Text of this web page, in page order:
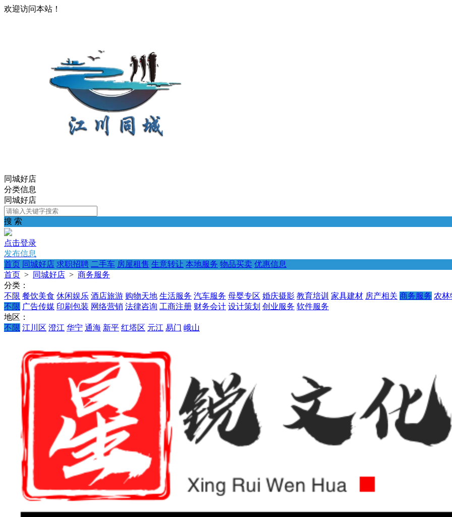
欢迎访问本站！
同城好店
分类信息
同城好店
搜 索
点击登录
发布信息
首页 同城好店 求职招聘 二手车 房屋租售 生意转让 本地服务 物品买卖 优惠信息
首页 > 同城好店 > 商务服务
分类：
不限 餐饮美食 休闲娱乐 酒店旅游 购物天地 生活服务 汽车服务 母婴专区 婚庆摄影 教育培训 家具建材 房产相关 商务服务 农林
不限 广告传媒 印刷包装 网络营销 法律咨询 工商注册 财务会计 设计策划 创业服务 软件服务
地区：
不限 江川区 澄江 华宁 通海 新平 红塔区 元江 易门 峨山